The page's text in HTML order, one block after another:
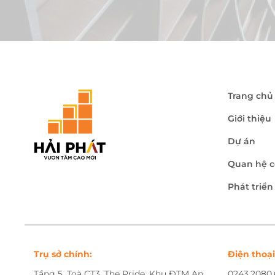
Trang chủ
Giới thiệu
Dự án
Quan hệ
Phát
Trụ sở chính:
Điện